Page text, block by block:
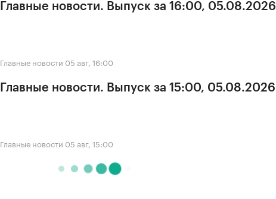
Главные новости. Выпуск за 16:00, 05.08.2026
Главные новости 05 авг, 16:00
Главные новости. Выпуск за 15:00, 05.08.2026
Главные новости 05 авг, 15:00